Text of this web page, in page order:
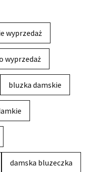
wyprzedaż
wyprzedaż
bluzka damskie
damska bluzeczka